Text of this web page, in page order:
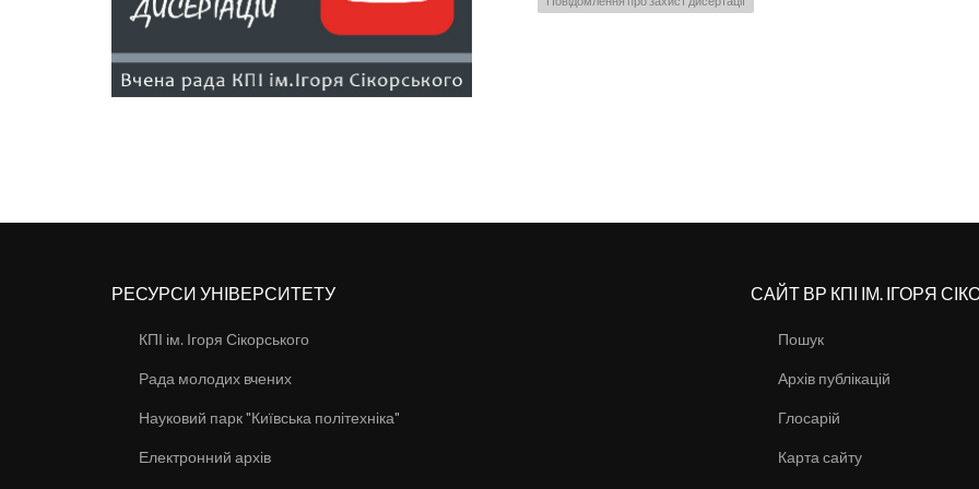
РЕСУРСИ УНІВЕРСИТЕТУ
КПІ ім. Ігоря Сікорського
Рада молодих вчених
Науковий парк "Київська політехніка"
Електронний архів
САЙТ ВР КПІ ІМ. ІГОРЯ
Пошук
Архів публікацій
Глосарій
Карта сайту